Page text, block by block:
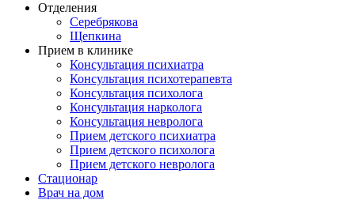
Отделения
Серебрякова
Щепкина
Прием в клинике
Консультация психиатра
Консультация психотерапевта
Консультация психолога
Консультация нарколога
Консультация невролога
Прием детского психиатра
Прием детского психолога
Прием детского невролога
Стационар
Врач на дом